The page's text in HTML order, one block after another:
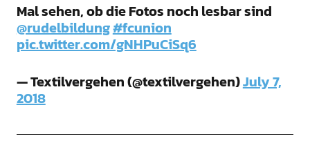
Mal sehen, ob die Fotos noch lesbar sind
@rudelbildung#fcunion
pic.twitter.com/gNHPuCiSq6
— Textilvergehen (@textilvergehen)July 7,
2018